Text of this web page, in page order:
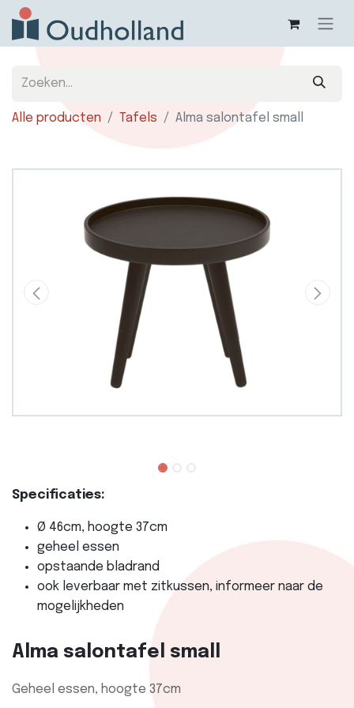
Alle producten Tafels Alma salontafel small
Specificaties:
Ø 46cm, hoogte 37cm
geheel essen
opstaande bladrand
ook leverbaar met zitkussen, informeer naar de
mogelijkheden
Alma salontafel small
Geheel essen, hoogte 37cm